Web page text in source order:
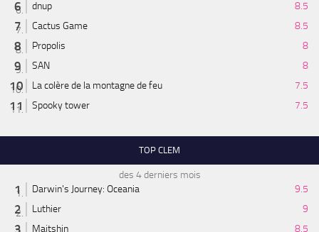
dnup
8.5
Cactus Game
8.5
Propolis
8
SAN
8
La colère de la montagne de feu
7.5
Spooky tower
7.5
TOP CLEM
des 4 derniers mois
Darwin's Journey: Oceania
9.5
Luthier
9
Maitshin
8.5